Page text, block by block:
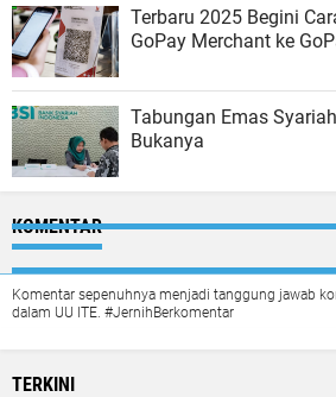
Terbaru 2025 Begini
GoPay Merchant ke
Tabungan Emas
Bukanya
KOMENTAR
Komentar sepenuhnya menjadi tanggung jawab
dalam UU ITE. #JernihBerkomentar
TERKINI